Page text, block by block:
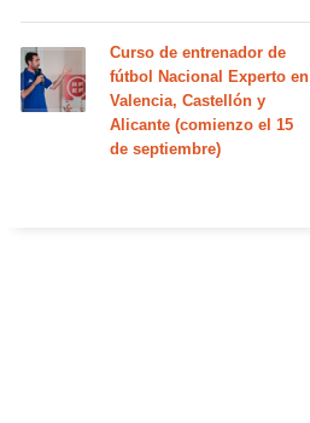
Curso de entrenador de
fútbol Nacional Experto en
Valencia, Castellón y
Alicante (comienzo el 15
de septiembre)